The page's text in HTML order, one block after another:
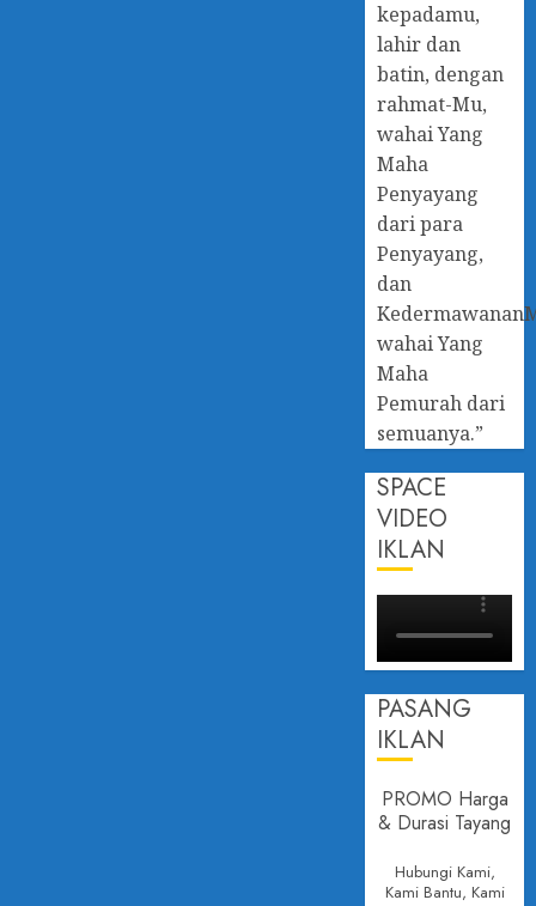
kepadamu,
lahir dan
batin, dengan
rahmat-Mu,
wahai Yang
Maha
Penyayang
dari para
Penyayang,
dan
wahai Yang
Maha
Pemurah dari
semuanya.”
SPACE
VIDEO
IKLAN
PASANG
IKLAN
PROMO Harga
& Durasi Tayang
Hubungi Kami,
Kami Bantu, Kami